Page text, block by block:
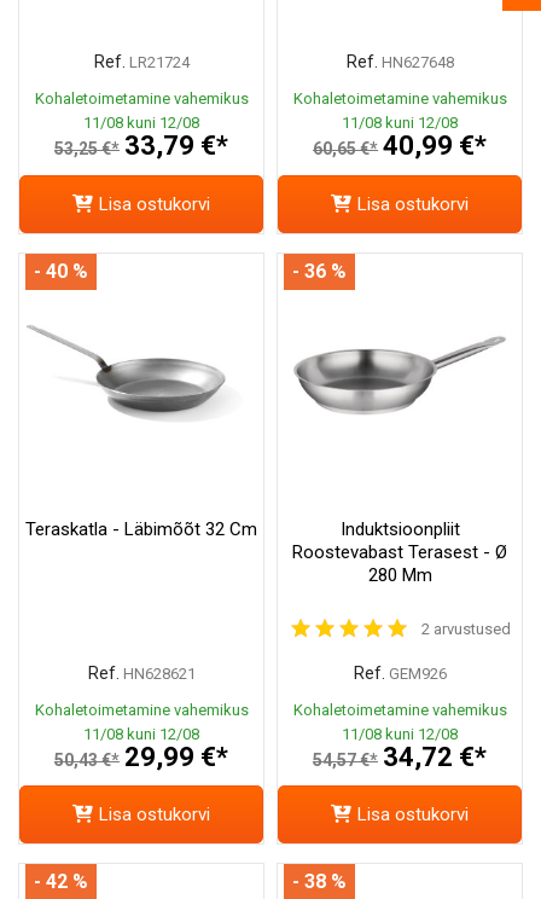
Ref. LR21724
Kohaletoimetamine vahemikus
11/08 kuni 12/08
53,25 €* 33,79 €*
Lisa ostukorvi
Ref. HN627648
Kohaletoimetamine vahemikus
11/08 kuni 12/08
60,65 €* 40,99 €*
Lisa ostukorvi
Teraskatla - Läbimõõt 32 Cm
Ref. HN628621
Kohaletoimetamine vahemikus
11/08 kuni 12/08
50,43 €* 29,99 €*
- 40 %
Lisa ostukorvi
Induktsioonpliit
Roostevabast Terasest - Ø
280 Mm
2 arvustused
Ref. GEM926
Kohaletoimetamine vahemikus
11/08 kuni 12/08
54,57 €* 34,72 €*
- 36 %
Lisa ostukorvi
- 42 % - 38 %